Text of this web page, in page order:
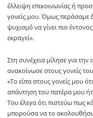
έλλειψη επικοινωνίας ή
γονείς μου. Όμως περάσαμε
ψυχισμό να γίνει πιο
εκραγεί».
Στη συνέχεια μίλησε για
ανακοίνωσε στους γονείς
«Το είπα στους γονείς μου
απάντηση του πατέρα μου
Του έλεγα ότι πιστεύω πως
μπορούσα να το